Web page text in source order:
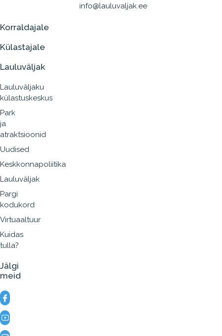
info@lauluvaljak.ee
Korraldajale
Külastajale
Lauluväljak
Lauluväljaku
külastuskeskus
Park
ja
atraktsioonid
Uudised
Keskkonnapoliitika
Lauluväljak
Pargi
kodukord
Virtuaaltuur
Kuidas
tulla?
Jälgi
meid